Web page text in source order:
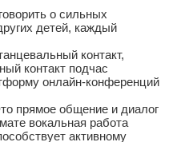
о сильных
детей, каждый
контакт,
контакт подчас
онлайн-конференций
прямое общение и диалог
вокальная работа
активному